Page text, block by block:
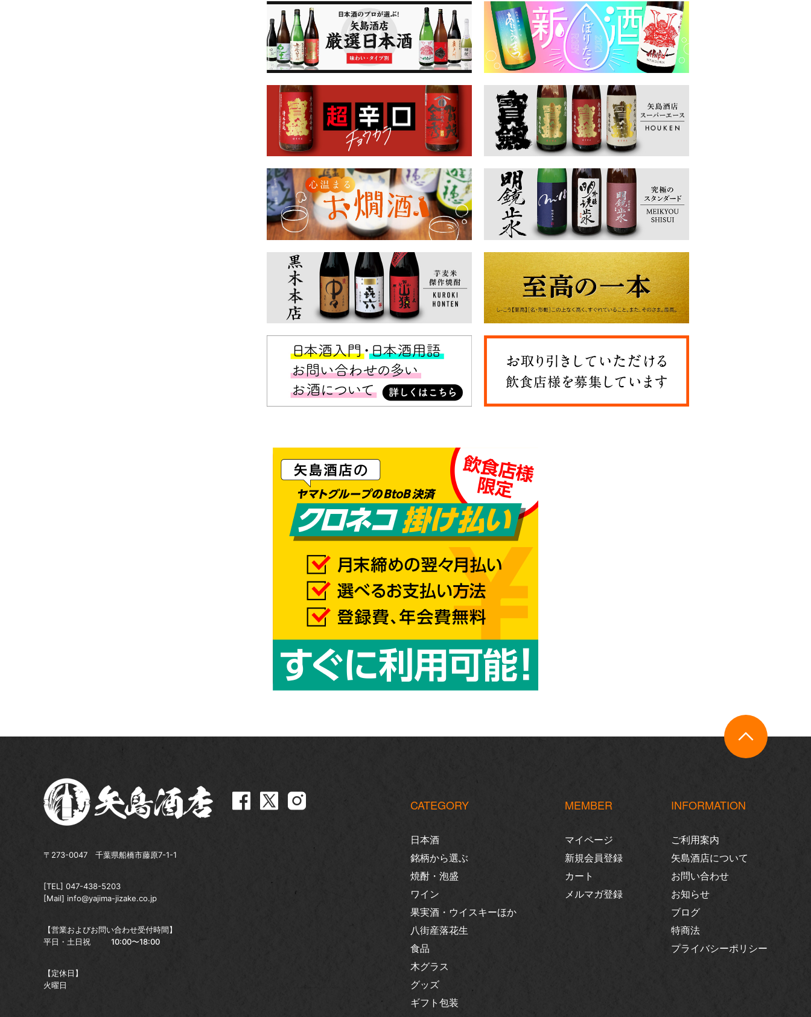
〒273-0047 千葉県船橋市藤原7-1-1
[TEL] 047-438-5203
[Mail] info@yajima-jizake.co.jp
【営業およびお問い合わせ受付時間】
平日・土日祝
10:00〜18:00
【定休日】
火曜日
CATEGORY
日本酒
銘柄から選ぶ
焼酎・泡盛
ワイン
果実酒・ウイスキーほか
八街産落花生
食品
木グラス
グッズ
ギフト包装
MEMBER
マイページ
新規会員登録
カート
メルマガ登録
INFORMATION
ご利用案内
矢島酒店について
お問い合わせ
お知らせ
ブログ
特商法
プライバシーポリシー